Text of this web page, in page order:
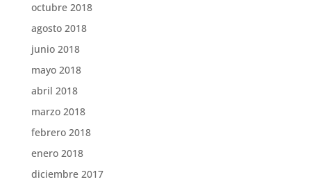
octubre 2018
agosto 2018
junio 2018
mayo 2018
abril 2018
marzo 2018
febrero 2018
enero 2018
diciembre 2017